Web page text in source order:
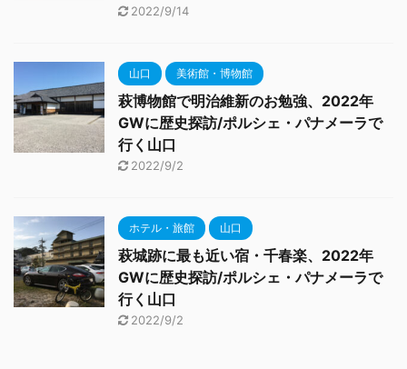
2022/9/14
山口 美術館・博物館
萩博物館で明治維新のお勉強、2022年
GWに歴史探訪/ポルシェ・パナメーラで
行く山口
2022/9/2
ホテル・旅館 山口
萩城跡に最も近い宿・千春楽、2022年
GWに歴史探訪/ポルシェ・パナメーラで
行く山口
2022/9/2